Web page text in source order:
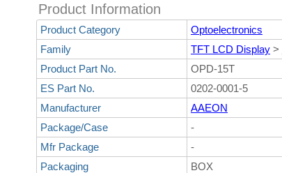
Product Information
Product Category
Optoelectronics
Family
TFT LCD Display >
Product Part No.
OPD-15T
ES Part No.
0202-0001-5
Manufacturer
AAEON
Package/Case
-
Mfr Package
-
Packaging
BOX